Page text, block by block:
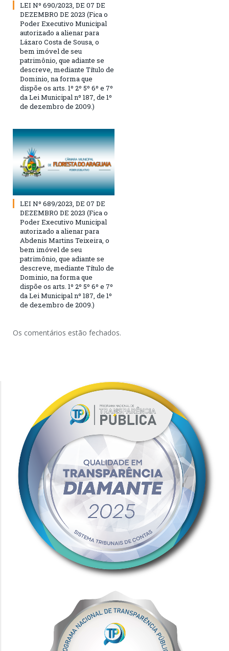
LEI Nº 690/2023, DE 07 DE
DEZEMBRO DE 2023 (Fica o
Poder Executivo Municipal
autorizado a alienar para
Lázaro Costa de Sousa, o
bem imóvel de seu
patrimônio, que adiante se
descreve, mediante Título de
Dominio, na forma que
dispõe os arts. 1º 2º 5º 6º e 7º
da Lei Municipal nº 187, de 1º
de dezembro de 2009.)
LEI Nº 689/2023, DE 07 DE
DEZEMBRO DE 2023 (Fica o
Poder Executivo Municipal
autorizado a alienar para
Abdenis Martins Teixeira, o
bem imóvel de seu
patrimônio, que adiante se
descreve, mediante Título de
Dominio, na forma que
dispõe os arts. 1º 2º 5º 6º e 7º
da Lei Municipal nº 187, de 1º
de dezembro de 2009.)
Os comentários estão fechados.